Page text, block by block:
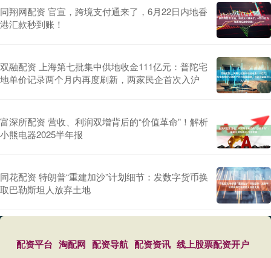
同翔网配资 官宣，跨境支付通来了，6月22日内地香
港汇款秒到账！
双融配资 上海第七批集中供地收金111亿元：普陀宅
地单价记录两个月内再度刷新，两家民企首次入沪
富深所配资 营收、利润双增背后的“价值革命”！解析
小熊电器2025半年报
同花配资 特朗普“重建加沙”计划细节：发数字货币换
取巴勒斯坦人放弃土地
配资平台 淘配网 配资导航 配资资讯 线上股票配资开户